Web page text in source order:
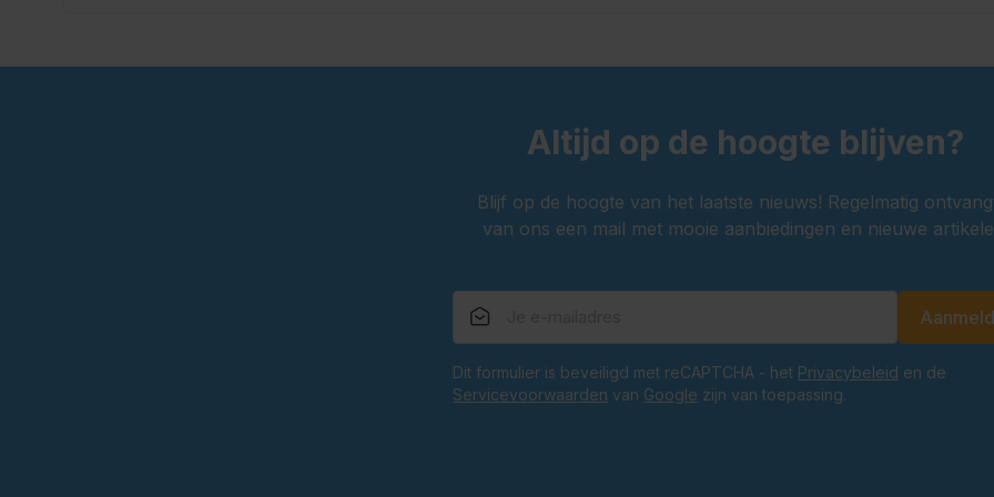
Altijd op de hoogte blijven?
Blijf op de hoogte van het laatste nieuws! Regelmatig
van ons een mail met mooie aanbiedingen en nieuwe
Dit formulier is beveiligd met reCAPTCHA - het Privacybeleid en de
Servicevoorwaarden van Google zijn van toepassing.